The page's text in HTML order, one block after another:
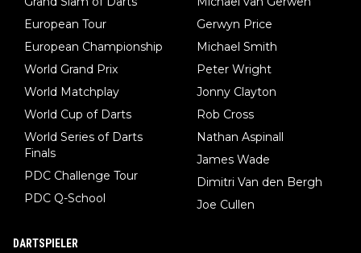
European Tour
European Championship
World Grand Prix
World Matchplay
World Cup of Darts
World Series of Darts
Finals
PDC Challenge Tour
PDC Q-School
Gerwyn Price
Michael Smith
Peter Wright
Jonny Clayton
Rob Cross
Nathan Aspinall
James Wade
Dimitri Van den Bergh
Joe Cullen
DARTSPIELER